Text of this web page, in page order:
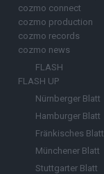
cozmo connect
cozmo production
cozmo records
cozmo news
FLASH
FLASH UP
Nürnberger Blatt
Hamburger Blatt
Fränkisches Blatt
Münchener Blatt
Stuttgarter Blatt